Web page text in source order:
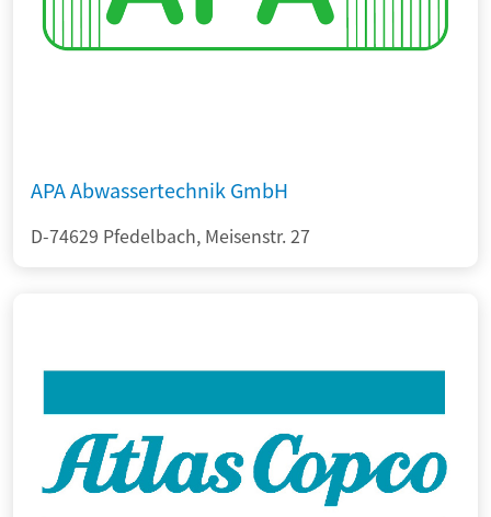
APA Abwassertechnik GmbH
D-74629 Pfedelbach, Meisenstr. 27